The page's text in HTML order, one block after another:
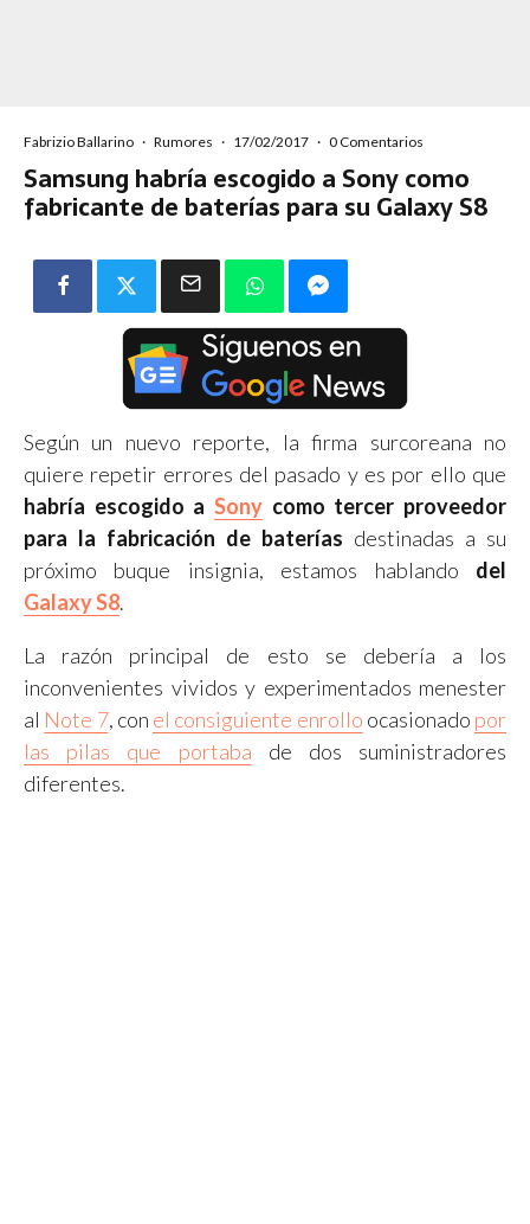
Fabrizio Ballarino · Rumores · 17/02/2017 · 0 Comentarios
Samsung habría escogido a Sony como
fabricante de baterías para su Galaxy S8
Según un nuevo reporte, la firma surcoreana no
quiere repetir errores del pasado y es por ello que
habría escogido a Sony como tercer proveedor
para la fabricación de baterías destinadas a su
próximo buque insignia, estamos hablando del
Galaxy S8.
La razón principal de esto se debería a los
inconvenientes vividos y experimentados menester
al Note 7, con el consiguiente enrollo ocasionado por
las pilas que portaba de dos suministradores
diferentes.